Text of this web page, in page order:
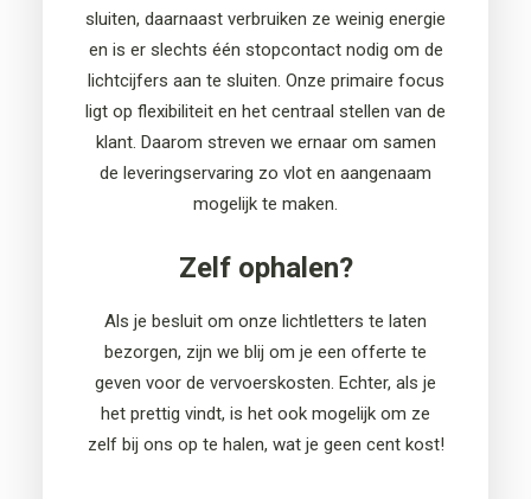
sluiten, daarnaast verbruiken ze weinig energie
en is er slechts één stopcontact nodig om de
lichtcijfers aan te sluiten. Onze primaire focus
ligt op flexibiliteit en het centraal stellen van de
klant. Daarom streven we ernaar om samen
de leveringservaring zo vlot en aangenaam
mogelijk te maken.
Zelf ophalen?
Als je besluit om onze lichtletters te laten
bezorgen, zijn we blij om je een offerte te
geven voor de vervoerskosten. Echter, als je
het prettig vindt, is het ook mogelijk om ze
zelf bij ons op te halen, wat je geen cent kost!